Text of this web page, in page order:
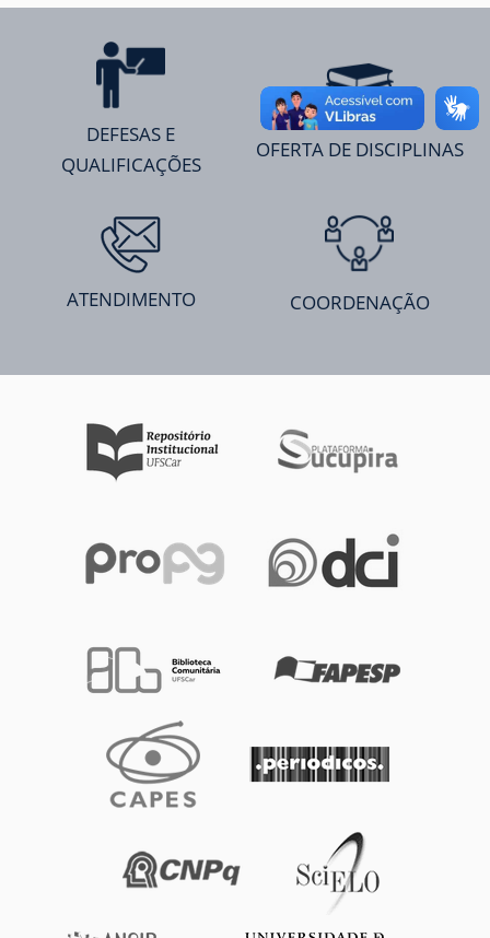
DEFESAS E
QUALIFICAÇÕES
OFERTA DE DISCIPLINAS
ATENDIMENTO COORDENAÇÃO